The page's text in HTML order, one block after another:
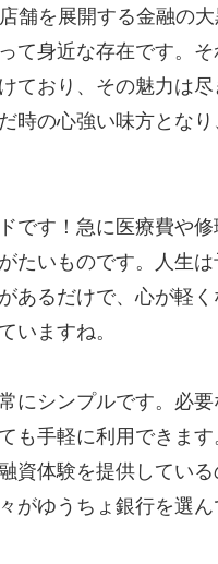
舗を展開する金融の
て身近な存在です。
ており、その魅力は
時の心強い味方とな
です！急に医療費や
たいものです。人生
あるだけで、心が軽く
いますね。
にシンプルです。必
も手軽に利用できま
資体験を提供してい
がゆうちょ銀行を選ん